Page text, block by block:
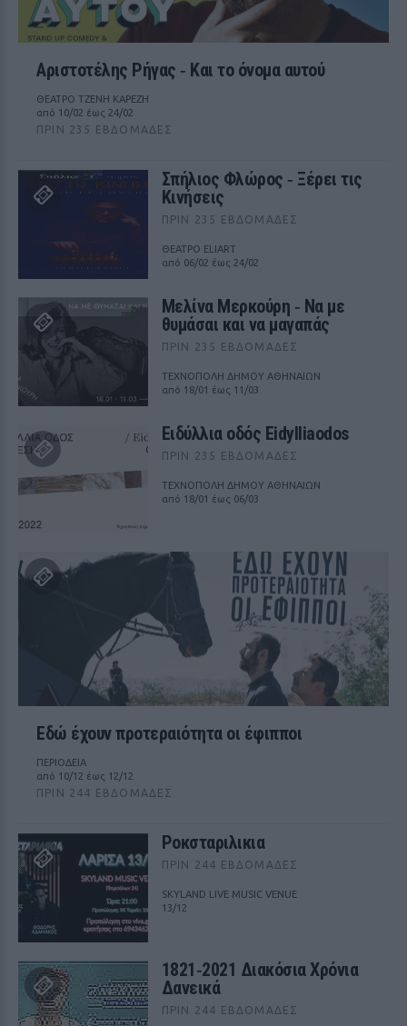
Αριστοτέλης Ρήγας ‑ Kαι το όνομα αυτού
ΘΕΑΤΡΟ ΤΖΕΝΗ ΚΑΡΕΖΗ
από 10/02 έως 24/02
ΠΡΙΝ 235 ΕΒΔΟΜΆΔΕΣ
Σπήλιος Φλώρος ‑ Ξέρει τις
Κινήσεις
ΠΡΙΝ 235 ΕΒΔΟΜΆΔΕΣ
ΘΕΑΤΡΟ ELIART
από 06/02 έως 24/02
Μελίνα Μερκούρη ‑ Να με
θυμάσαι και να μαγαπάς
ΠΡΙΝ 235 ΕΒΔΟΜΆΔΕΣ
ΤΕΧΝΟΠΟΛΗ ΔΗΜΟΥ ΑΘΗΝΑΙΩΝ
από 18/01 έως 11/03
Ειδύλλια οδός Eidylliaodos
ΠΡΙΝ 235 ΕΒΔΟΜΆΔΕΣ
ΤΕΧΝΟΠΟΛΗ ΔΗΜΟΥ ΑΘΗΝΑΙΩΝ
από 18/01 έως 06/03
Εδώ έχουν προτεραιότητα οι έφιπποι
ΠΕΡΙΟΔΕΙΑ
από 10/12 έως 12/12
ΠΡΙΝ 244 ΕΒΔΟΜΆΔΕΣ
Ροκσταριλικια
ΠΡΙΝ 244 ΕΒΔΟΜΆΔΕΣ
SKYLAND LIVE MUSIC VENUE
13/12
1821‑2021 Διακόσια Χρόνια
Δανεικά
ΠΡΙΝ 244 ΕΒΔΟΜΆΔΕΣ